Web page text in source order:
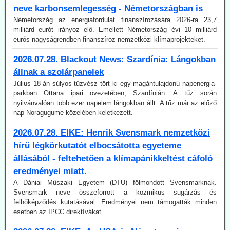
eurós nagyságrendben finanszíroz nemzetközi klímaprojekteket.
2026.07.28. Blackout News: Szardínia: Lángokban
állnak a szolárpanelek
parkban Ottana ipari övezetében, Szardínián. A tűz során
nyilvánvalóan több ezer napelem lángokban állt. A tűz már az előző
nap Noragugume közelében keletkezett.
2026.07.28. EIKE: Henrik Svensmark nemzetközi
hírű légkörkutatót elbocsátotta egyeteme
állásából - feltehetően a klímapánikkeltést cáfoló
eredményei miatt.
A Dániai Műszaki Egyetem (DTU) fölmondott Svensmarknak.
Svensmark neve összeforrott a kozmikus sugárzás és
felhőképződés kutatásával. Eredményei nem támogatták minden
esetben az IPCC direktívákat.
2026.07.28. EIKE: Az USA és Németország
fokozza a geotermiában rejlő lehetőségek
kiaknázását